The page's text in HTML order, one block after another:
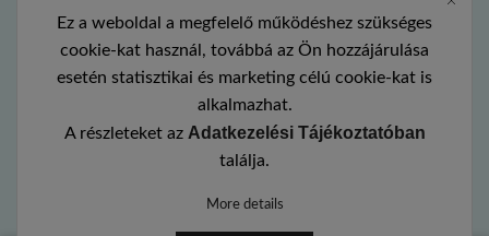
Ez a weboldal a megfelelő működéshez szükséges
cookie-kat használ, továbbá az Ön hozzájárulása
esetén statisztikai és marketing célú cookie-kat is
alkalmazhat.
A részleteket az Adatkezelési Tájékoztatóban
találja.
More details
Fedezd fel:
Termékek